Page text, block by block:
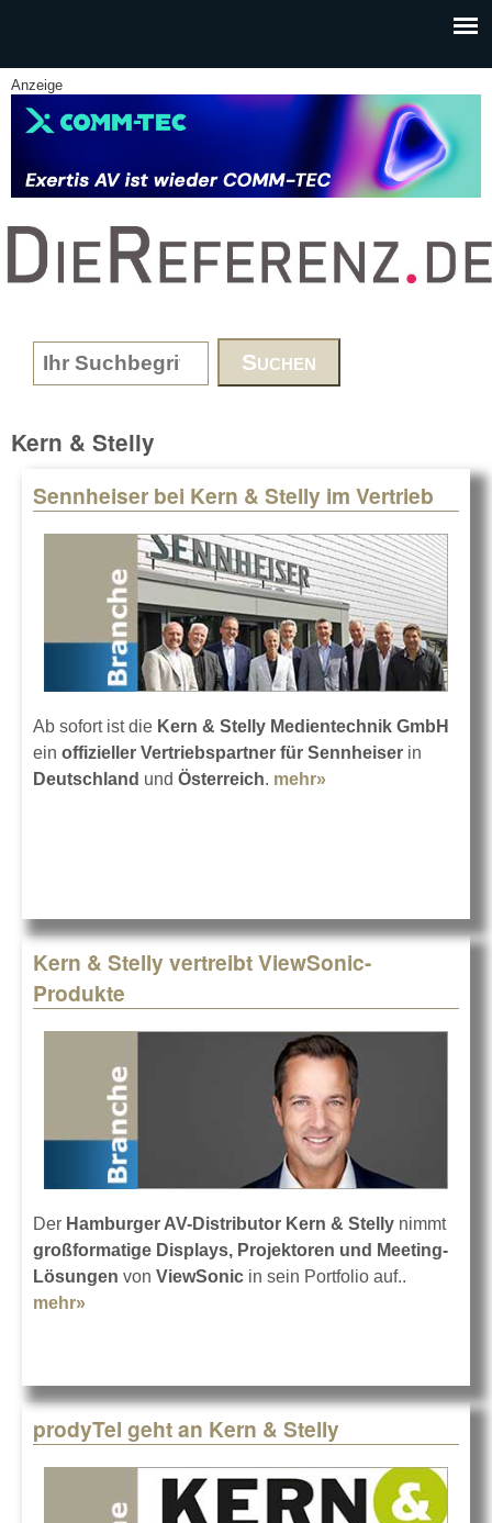
Anzeige
www.DieReferenz.de
Search form
Kern & Stelly
Sennheiser bei Kern & Stelly im Vertrieb
Ab sofort ist die Kern & Stelly Medientechnik GmbH
ein offizieller Vertriebspartner für Sennheiser in
Deutschland und Österreich. mehr»
Kern & Stelly vertreibt ViewSonic-
Produkte
Der Hamburger AV-Distributor Kern & Stelly nimmt
großformatige Displays, Projektoren und Meeting-
Lösungen von ViewSonic in sein Portfolio auf..
mehr»
prodyTel geht an Kern & Stelly
Pages